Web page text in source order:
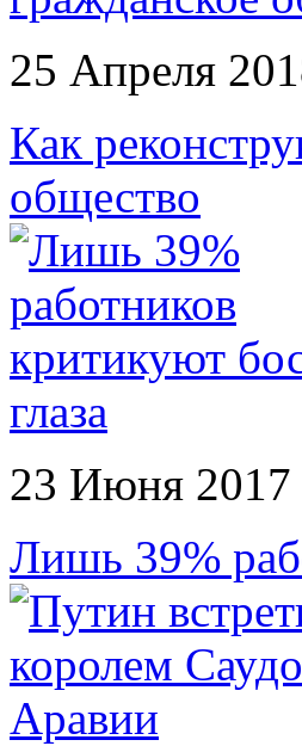
25 Апреля
Как
общество
23 Июня 2017
Лишь 39%